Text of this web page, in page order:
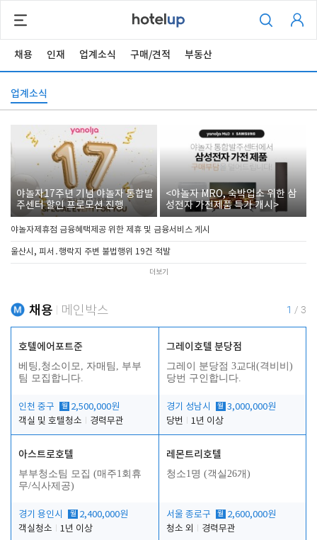
채용 인재 업계소식 구매/견적 부동산
업계소식
야놀자17주년 기념 야놀자 통합발
주센터 할인 프로모션 진행
<야놀자 MRO, 숙박업소 위한 삼
성전자 가전제품 특가 개시>
야놀자제휴점 금융혜택제공 위한 제휴 및 금융서비스 게시
울산시, 피서․행락지 주변 불법행위 19건 적발
더보기
채용 메인박스 1 / 3
호텔에어포트준
베팅,청소이모, 자매팀, 부부
팀 모집합니다.
인천 중구 월 2,500,000원
객실 및 호텔청소
경력무관
그레이호텔 분당점
그레이 분당점 3교대(격비비)
당번 구인합니다.
경기 성남시 월 3,000,000원
당번
1년 이상
아스트로호텔
부부청소팀 모집 (매주1회휴
무/식사제공)
경기 용인시 월 2,400,000원
객실청소
1년 이상
레몬트리호텔
청소1명 (객실26개)
서울 종로구 월 2,600,000원
청소 외
경력무관